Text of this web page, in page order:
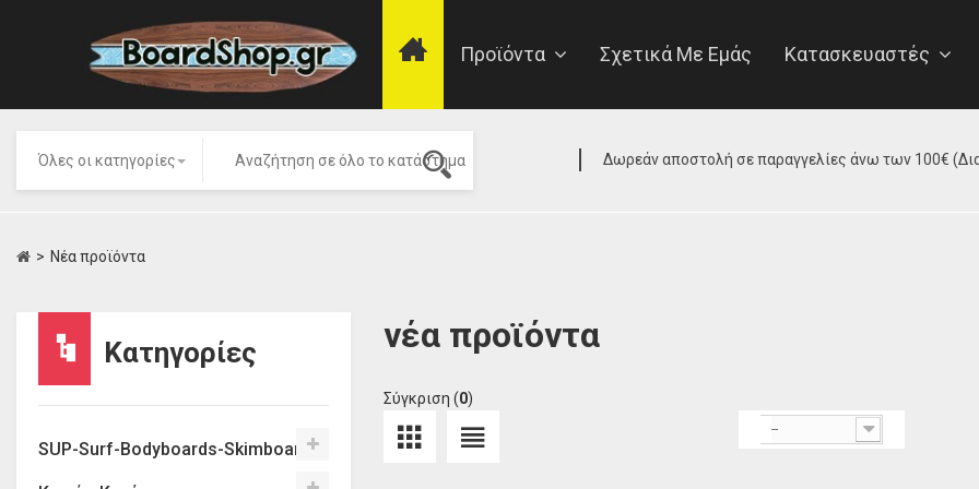
Προϊόντα Σχετικά Με Εμάς Κατασκευαστές
Όλες οι κατηγορίες
σε παραγγελίες άνω των 100€ (Διαβάστε λεπτομέρειες).
> Νέα προϊόντα
Κατηγορίες
SUP-Surf-Bodyboards-Skimboards
νέα προϊόντα
Σύγκριση (0)
--